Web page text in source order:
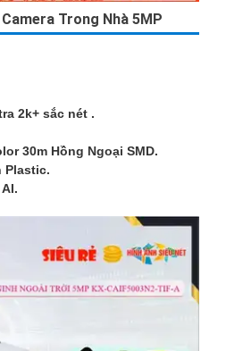
Trong Nhà 5MP
2k+ sắc nét .
30m Hồng Ngoại SMD.
Plastic.